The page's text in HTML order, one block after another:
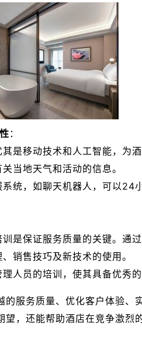
：
是移动技术和人工智能，为
当地天气和活动的信息。
统，如聊天机器人，可以24
是保证服务质量的关键。通
销售技巧及新技术的使用。
人员的培训，使其具备优秀
的服务质量、优化客户体验
，还能帮助酒店在竞争激烈